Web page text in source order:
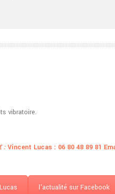
vibratoire.
: Vincent Lucas : 06 80 48 89 81
l'actualité sur Facebook